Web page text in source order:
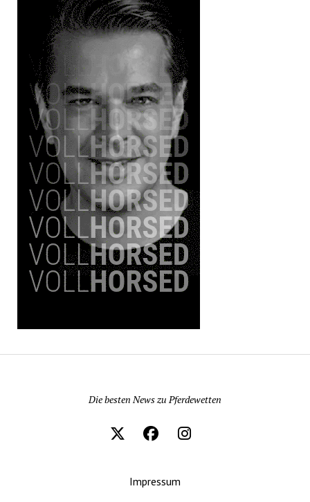
Die besten News zu Pferdewetten
Impressum